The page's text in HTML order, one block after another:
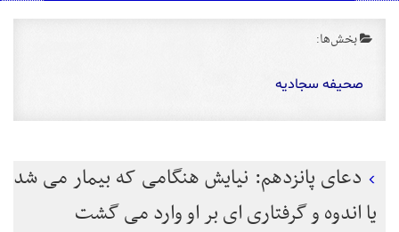
بخش‌ها:
صحیفه سجادیه
دعای پانزدهم: نیایش هنگامی که بیمار می شد
یا اندوه و گرفتاری ای بر او وارد می گشت